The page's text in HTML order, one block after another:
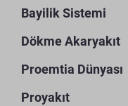
Bayilik Sistemi
Dökme Akaryakıt
Proemtia Dünyası
Proyakıt